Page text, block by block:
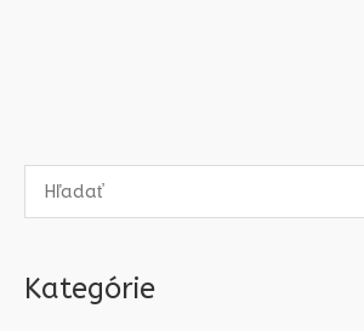
Kategórie